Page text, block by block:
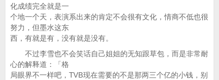
化成绩完全就是一
个地一个天，表演系出来的肯定不会很有文化，情商不低也很
努力，但墨水这东
西，有就是有，没有就是没有。
不过李雪也不会笑话自己姐姐的无知跟草包，而是非常耐
心的解释道：「格
局眼界不一样吧，TVB现在需要的不是那两三个亿的小钱，别